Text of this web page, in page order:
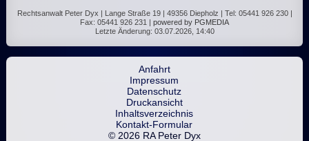
Rechtsanwalt Peter Dyx | Lange Straße 19 | 49356 Diepholz | Tel: 05441 926 230 |
Fax: 05441 926 231 | powered by PGMEDIA
Letzte Änderung: 03.07.2026, 14:40
Anfahrt
Impressum
Datenschutz
Druckansicht
Inhaltsverzeichnis
Kontakt-Formular
© 2026 RA Peter Dyx